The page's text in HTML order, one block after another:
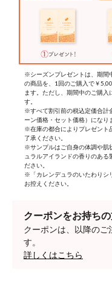
※シーズンプレゼントは、期間
の商品を、1回のご購入で￥
ます。ただし、期間中のご購
す。
※すべて割引前の税込定価合計
ーン価格・セット価格）になり
※在庫の都合によりプレゼント
了承ください。
※サンプルはご自身の体調や肌
ュラルアイランドの香りのある
ださい。
※「カレンデュラのいたわりシ
お控えください。
クーポンをお持ち
クーポンは、以降のご
す。
詳しくはこちら